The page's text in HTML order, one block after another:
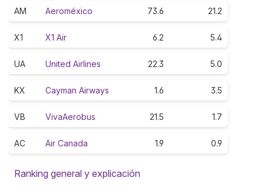
AM Aeroméxico 73.6 21.2
X1 X1 Air 6.2 5.4
UA United Airlines 22.3 5.0
KX Cayman Airways 1.6 3.5
VB VivaAerobus 21.5 1.7
AC Air Canada 1.9 0.9
Ranking general y explicación